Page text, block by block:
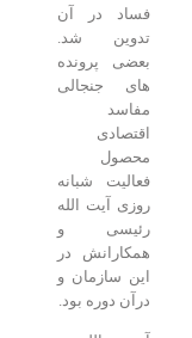
فساد در آن
تدوین شد.
بعضی پرونده
های جنجالی
فعالیت شبانه
روزی آیت الله
رئیسی و
همکارانش در
این سازمان و
درآن دوره بود.